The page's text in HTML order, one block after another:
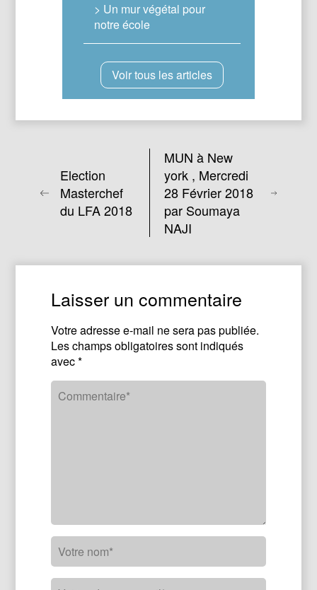
> Un mur végétal pour
notre école
Voir tous les articles
Election
Masterchef
du LFA 2018
MUN à New
york , Mercredi
28 Février 2018
par Soumaya
NAJI
Laisser un commentaire
Votre adresse e-mail ne sera pas publiée.
Les champs obligatoires sont indiqués
avec*